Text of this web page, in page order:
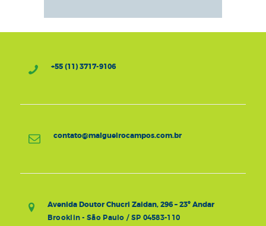
+55 (11) 3717-9106
contato@malgueirocampos.com.br
Avenida Doutor Chucri Zaidan, 296 – 23º Andar
Brooklin - São Paulo / SP 04583-110